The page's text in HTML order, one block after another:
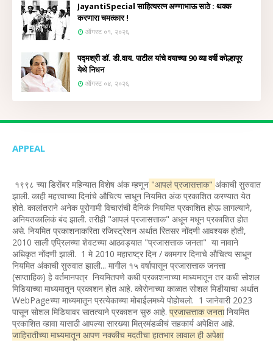
JayantiSpecial साहित्यरत्न अण्णाभाऊ साठे : थक्क
करणारा चमत्कार !
ऑगस्ट ०१, २०२६
पद्मश्री डॉ. डी.वाय. पाटील यांचे वयाच्या 90 व्या वर्षी कोल्हापूर
येथे निधन
ऑगस्ट ०४, २०२६
APPEAL
१९९८ च्या डिसेंबर महिन्यात विशेष अंक म्हणून "आपलं प्रजासत्ताक" अंकाची सुरुवात
झाली. काही महत्त्वाच्या दिनांचे औचित्य साधून नियमित अंक प्रकाशित करण्यात येत
होते. कालांतराने अनेक पुरोगामी विचारांची दैनिकं नियमित प्रकाशित होऊ लागल्याने,
अनियतकालिकं बंद झाली. तरीही "आपलं प्रजासत्ताक" अधून मधून प्रकाशित होत
असे. नियमित प्रकाशनाकरिता रजिस्ट्रेशन अर्थात रितसर नोंदणी आवश्यक होती,
2010 साली एप्रिलच्या शेवटच्या आठवड्यात "प्रजासत्ताक जनता" या नावाने
अधिकृत नोंदणी झाली. 1 मे 2010 महाराष्ट्र दिन / कामगार दिनाचे औचित्य साधून
नियमित अंकाची सुरुवात झाली... मागील १५ वर्षापासून प्रजासत्ताक जनत्ता
(साप्ताहिक) हे वर्तमानपत्र नियमितपणे कधी प्रकाशनाच्या माध्यमातून तर कधी सोशल
मिडियाच्या माध्यमातून प्रकाशन होत आहे. कोरोनाच्या काळात सोशल मिडीयाचा अर्थात
WebPageच्या माध्यमातून प्रत्येकाच्या मोबाईलमध्ये पोहोचलो. 1 जानेवारी 2023
पासून सोशल मिडियावर सातत्याने प्रकाशन सुरु आहे. प्रजासत्ताक जनतानियमित
प्रकाशित व्हावा यासाठी आपल्या सारख्या मित्रमंडळीचं सहकार्य अपेक्षित आहे.
जाहिरातीच्या माध्यमातून आपण नक्कीच मदतीचा हातभार लावाल ही अपेक्षा